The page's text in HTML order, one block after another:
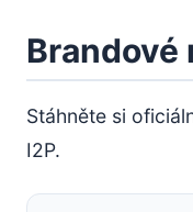
Brandové
Stáhněte si
I2P.